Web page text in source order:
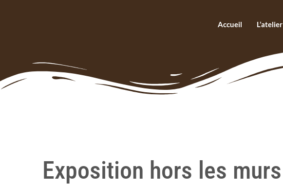
Accueil L’atelier
Exposition hors les murs